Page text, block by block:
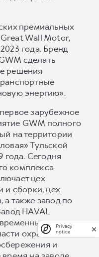
премиальных
Wall Motor,
года. Бренд
сделать
решения
энергию».
зарубежное
GWM полного
на территории
Тульской
года. Сегодня
комплекса
цех
и сборки, цех
а также завод по
HAVAL
охраны
и
Privacy
notice